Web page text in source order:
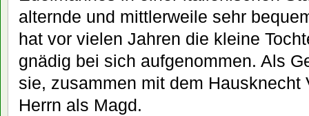
alternde und mittlerweile sehr
hat vor vielen Jahren die kleine
gnädig bei sich aufgenommen. Als
sie, zusammen mit dem Hausknecht
Herrn als Magd.